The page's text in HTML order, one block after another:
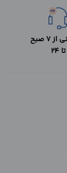
پشتیبانی از 7 صبح
تا 24